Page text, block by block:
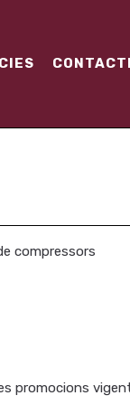
compressors
promocions